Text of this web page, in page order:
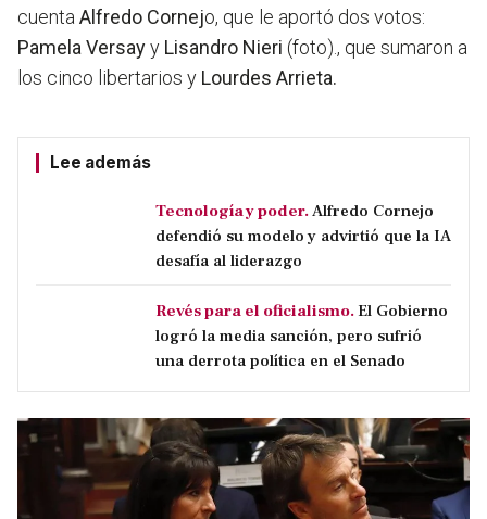
cuenta Alfredo Cornejo, que le aportó dos votos:
Pamela Versayy Lisandro Nieri (foto)., que sumaron a
los cinco libertarios y Lourdes Arrieta.
Lee además
Tecnología y poder.Alfredo Cornejo
defendió su modelo y advirtió que la IA
desafía al liderazgo
Revés para el oficialismo. El Gobierno
logró la media sanción, pero sufrió
una derrota política en el Senado